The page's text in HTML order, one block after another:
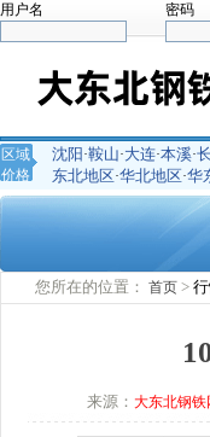
用户名 密码
区域
价格
沈阳 ·鞍山·大连·本溪·
东北地区·华北地区·华
您所在的位置： 首页 >
来源： 大东北钢铁